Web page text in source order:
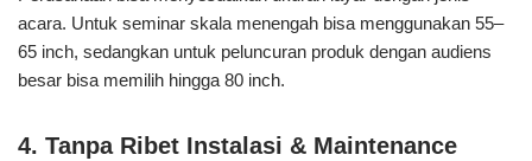
acara. Untuk seminar skala menengah bisa menggunakan 55–
65 inch, sedangkan untuk peluncuran produk dengan audiens
besar bisa memilih hingga 80 inch.
4. Tanpa Ribet Instalasi & Maintenance